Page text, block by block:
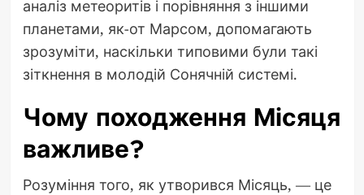
аналіз метеоритів і порівняння з іншими
планетами, як-от Марсом, допомагають
зрозуміти, наскільки типовими були такі
зіткнення в молодій Сонячній системі.
Чому походження Місяця
важливе?
Розуміння того, як утворився Місяць, — це